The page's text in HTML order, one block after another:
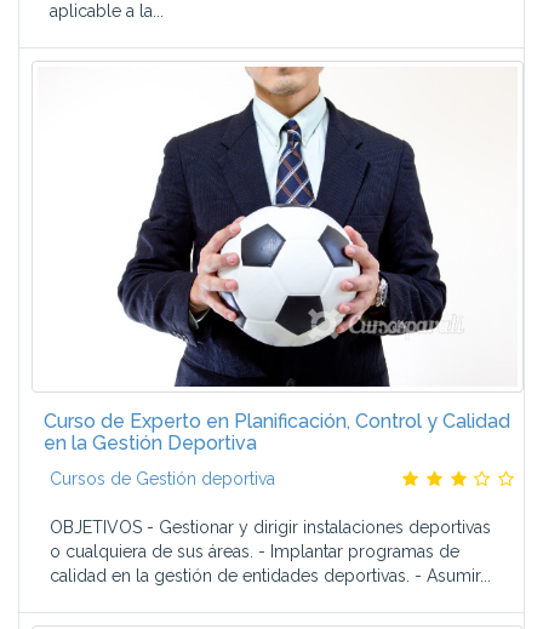
aplicable a la...
Curso de Experto en Planificación, Control y Calidad
en la Gestión Deportiva
Cursos de Gestión deportiva
OBJETIVOS - Gestionar y dirigir instalaciones deportivas
o cualquiera de sus áreas. - Implantar programas de
calidad en la gestión de entidades deportivas. - Asumir...